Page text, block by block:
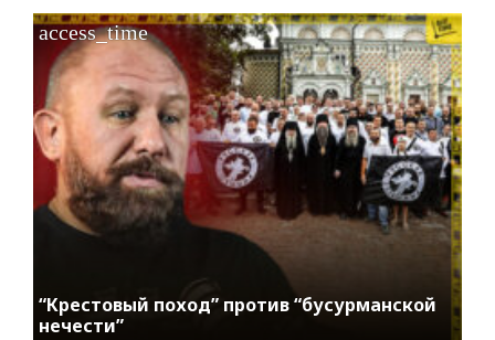
“Крестовый поход” против “бусурманской
нечести”
access_time